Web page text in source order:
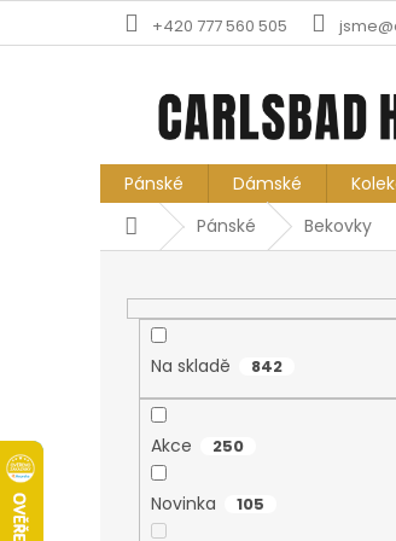
+420 777 560 505
Pánské Dámské
DomůPánské Bekovky
Na skladě 842
Akce 250
Novinka 105